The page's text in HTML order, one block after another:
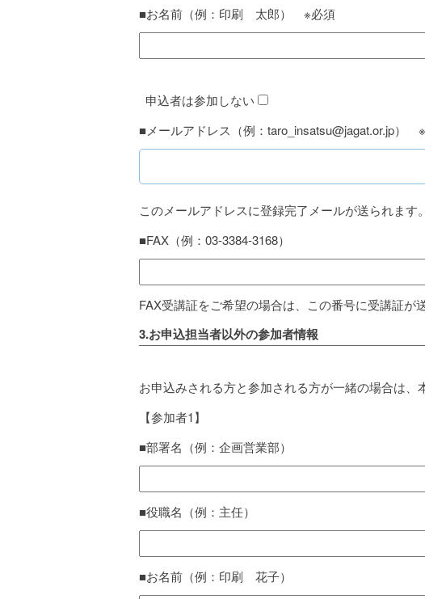
■お名前（例：印刷 太郎） ※必須
申込者は参加しない
■メールアドレス（例：taro_insatsu@jagat.or.jp）
このメールアドレスに登録完了メールが送られます。
■FAX（例：03-3384-3168）
FAX受講証をご希望の場合は、この番号に受講証が
3.お申込担当者以外の参加者情報
お申込みされる方と参加される方が一緒の場合は、
【参加者1】
■部署名（例：企画営業部）
■役職名（例：主任）
■お名前（例：印刷 花子）